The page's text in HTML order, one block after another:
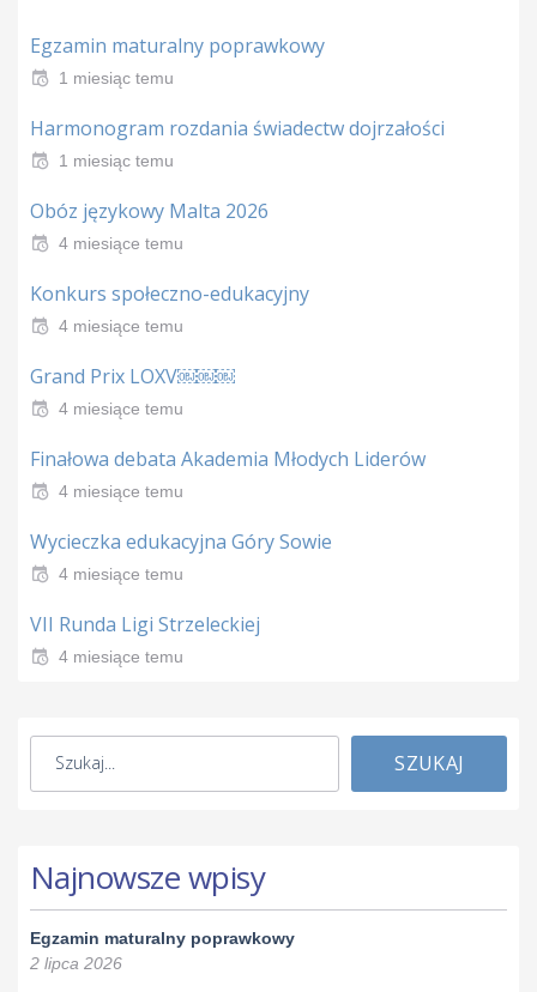
Egzamin maturalny poprawkowy
1 miesiąc temu
Harmonogram rozdania świadectw dojrzałości
1 miesiąc temu
Obóz językowy Malta 2026
4 miesiące temu
Konkurs społeczno-edukacyjny
4 miesiące temu
Grand Prix LOXV￼￼￼
4 miesiące temu
Finałowa debata Akademia Młodych Liderów
4 miesiące temu
Wycieczka edukacyjna Góry Sowie
4 miesiące temu
VII Runda Ligi Strzeleckiej
4 miesiące temu
SZUKAJ
Najnowsze wpisy
Egzamin maturalny poprawkowy
2 lipca 2026